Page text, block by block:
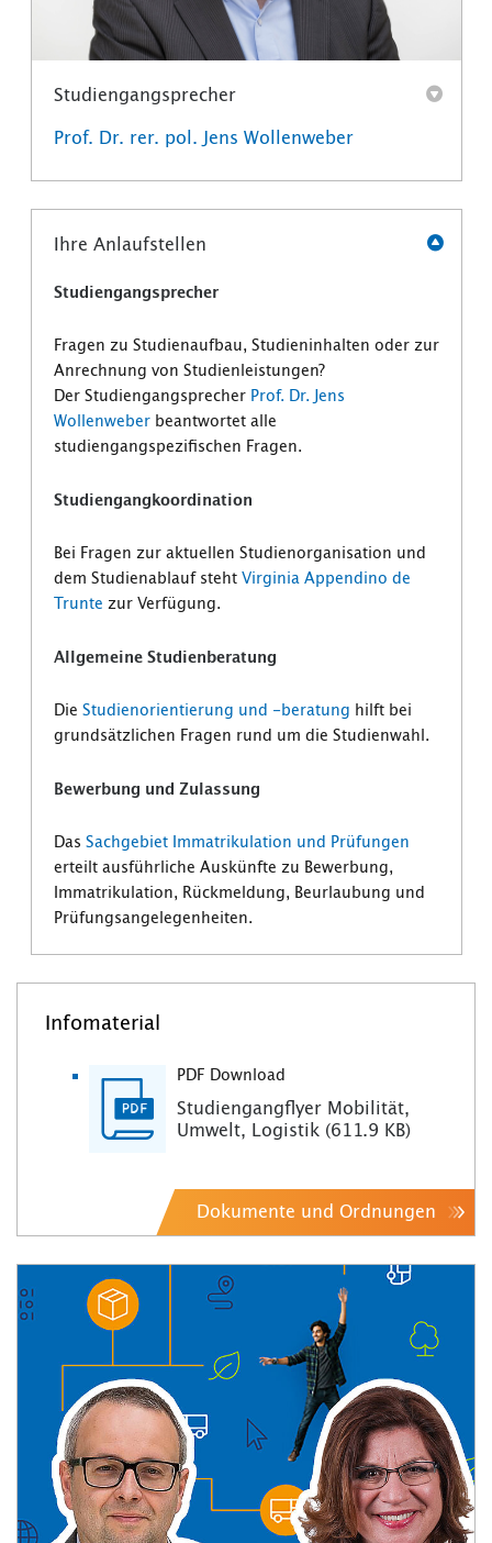
Studiengangsprecher
Prof. Dr. rer. pol. Jens Wollenweber
Ihre Anlaufstellen
Studiengangsprecher
Fragen zu Studienaufbau, Studieninhalten oder zur
Anrechnung von Studienleistungen?
Der Studiengangsprecher Prof. Dr. Jens
Wollenweberbeantwortet alle
studiengangspezifischen Fragen.
Studiengangkoordination
Bei Fragen zur aktuellen Studienorganisation und
dem Studienablauf steht Virginia Appendino de
Trunte zur Verfügung.
Allgemeine Studienberatung
Die Studienorientierung und -beratung hilft bei
grundsätzlichen Fragen rund um die Studienwahl.
Bewerbung und Zulassung
Das Sachgebiet Immatrikulation und Prüfungen
erteilt ausführliche Auskünfte zu Bewerbung,
Immatrikulation, Rückmeldung, Beurlaubung und
Prüfungsangelegenheiten.
Infomaterial
PDF Download
Studiengangflyer Mobilität,
Umwelt, Logistik (611.9 KB)
Dokumente und Ordnungen